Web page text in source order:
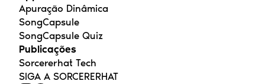
Apuração Dinâmica
SongCapsule
SongCapsule Quiz
Publicações
Sorcererhat Tech
SIGA A SORCERERHAT